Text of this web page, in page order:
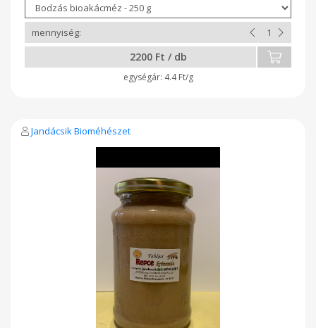
2200 Ft / db
4.4 Ft/g
Jandácsik Bioméhészet